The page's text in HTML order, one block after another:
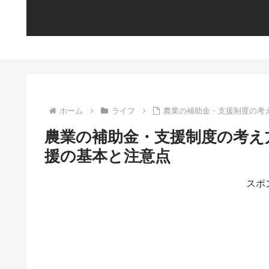
ホーム ライフ 農業の補助金・支援制度の考
農業の補助金・支援制度の考
援の基本と注意点
スポ